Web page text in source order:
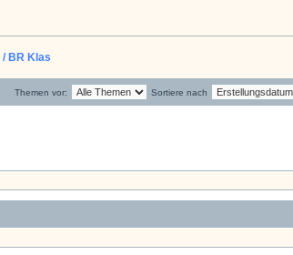
BR Klas
Themen vor: Sortiere nach